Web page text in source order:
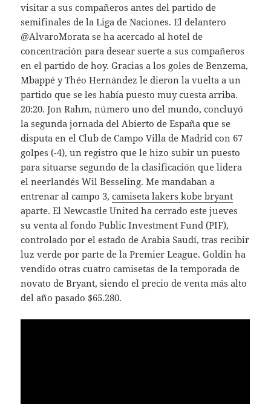
visitar a sus compañeros antes del partido de
semifinales de la Liga de Naciones. El delantero
@AlvaroMorata se ha acercado al hotel de
concentración para desear suerte a sus compañeros
en el partido de hoy. Gracias a los goles de Benzema,
Mbappé y Théo Hernández le dieron la vuelta a un
partido que se les había puesto muy cuesta arriba.
20:20. Jon Rahm, número uno del mundo, concluyó
la segunda jornada del Abierto de España que se
disputa en el Club de Campo Villa de Madrid con 67
golpes (-4), un registro que le hizo subir un puesto
para situarse segundo de la clasificación que lidera
el neerlandés Wil Besseling. Me mandaban a
entrenar al campo 3,camiseta lakers kobe bryant
aparte. El Newcastle United ha cerrado este jueves
su venta al fondo Public Investment Fund (PIF),
controlado por el estado de Arabia Saudí, tras recibir
luz verde por parte de la Premier League. Goldin ha
vendido otras cuatro camisetas de la temporada de
novato de Bryant, siendo el precio de venta más alto
del año pasado $65.280.